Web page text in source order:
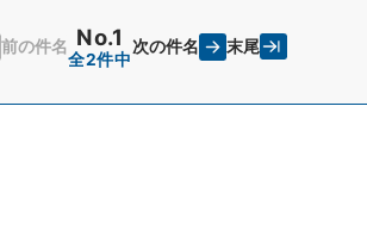
前の件名 No.1
全2件中
次の件名 末尾